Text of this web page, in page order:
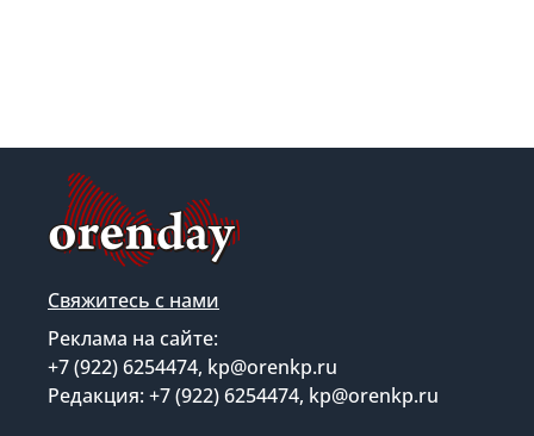
Свяжитесь с нами
Реклама на сайте:
+7 (922) 6254474, kp@orenkp.ru
Редакция: +7 (922) 6254474, kp@orenkp.ru